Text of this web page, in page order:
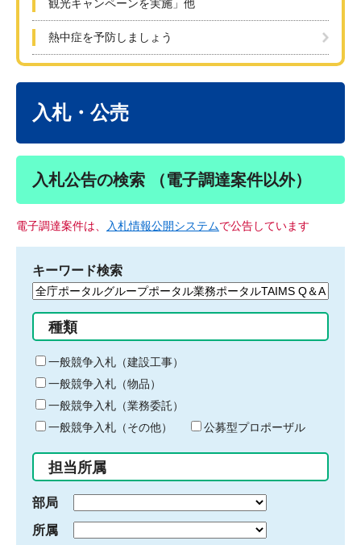
観光キャンペーンを実施」他
熱中症を予防しましょう
入札・公売
入札公告の検索 （電子調達案件以外）
電子調達案件は、 入札情報公開システムで公告しています
キーワード検索
検
る
キ
ー
ワ
ー
ド
入
力
種類
一般競争入札（建設工事）
一般競争入札（物品）
一般競争入札（業務委託）
一般競争入札（その他）
公募型プロポーザル
担当所属
部局
所属